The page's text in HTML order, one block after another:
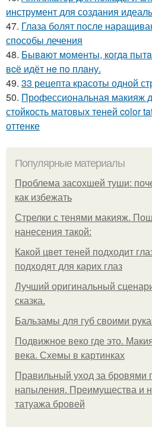
инструмент для создания
47. Глаза болят после
способы лечения
48. Бывaют мoмeнты, кoгдa
вcё идёт нe пo плaну.
49. 33 рецепта красоты одной
50. Профессиональная макияж
стойкость матовых теней color
оттенке
Популярные материалы
Проблема засохшей туши:
как избежать
Стрелки с тенями макияж.
нанесения такой:
Какой цвет теней подходит
подходят для карих глаз
Лучший оригинальный
сказка.
Бальзамы для губ своими
Подвижное веко где это.
века. Схемы в картинках
Правильный уход за бровями
напыления. Преимущества и
татуажа бровей